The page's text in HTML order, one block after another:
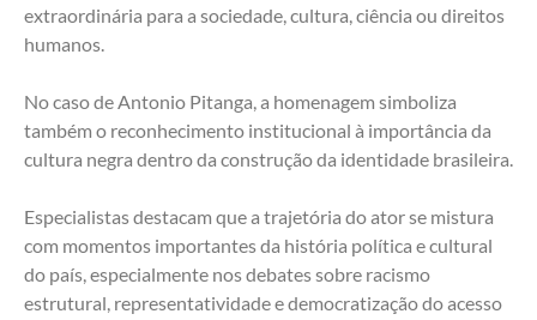
extraordinária para a sociedade, cultura, ciência ou direitos
humanos.
No caso de Antonio Pitanga, a homenagem simboliza
também o reconhecimento institucional à importância da
cultura negra dentro da construção da identidade brasileira.
Especialistas destacam que a trajetória do ator se mistura
com momentos importantes da história política e cultural
do país, especialmente nos debates sobre racismo
estrutural, representatividade e democratização do acesso